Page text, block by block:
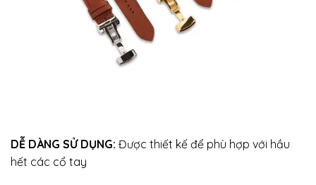
DỄ DÀNG SỬ DỤNG: Được thiết kế để phù hợp với hầu
hết các cổ tay